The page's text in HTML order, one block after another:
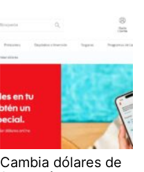
Cambia dólares de